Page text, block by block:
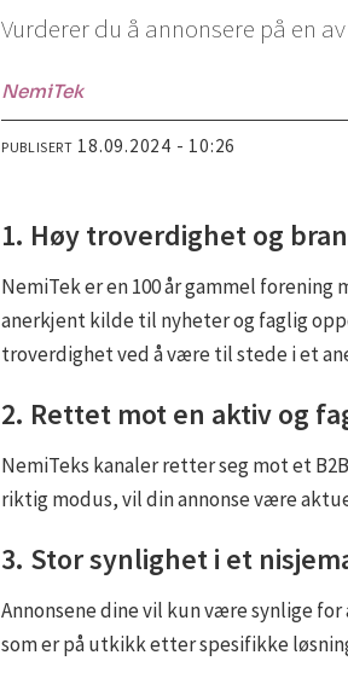
Vurderer du å annonsere på en
NemiTek
PUBLISERT 18.09.2024 - 10:26
1. Høy troverdighet og
NemiTek er en 100 år gammel
anerkjent kilde til nyheter og faglig
troverdighet ved å være til stede i et
2. Rettet mot en aktiv og
NemiTeks kanaler retter seg mot et
riktig modus, vil din annonse være
3. Stor synlighet i et
Annonsene dine vil kun være synlige
som er på utkikk etter spesifikke